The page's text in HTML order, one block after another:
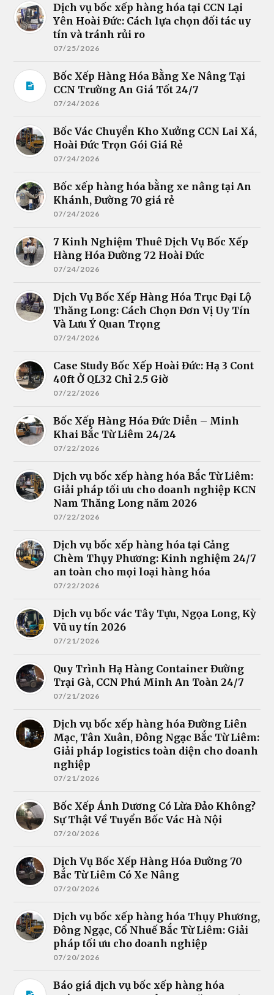
Dịch vụ bốc xếp hàng hóa tại CCN Lại
Yên Hoài Đức: Cách lựa chọn đối tác uy
tín và tránh rủi ro
07/25/2026
Bốc Xếp Hàng Hóa Bằng Xe Nâng Tại
CCN Trường An Giá Tốt 24/7
07/24/2026
Bốc Vác Chuyển Kho Xưởng CCN Lai Xá,
Hoài Đức Trọn Gói Giá Rẻ
07/24/2026
Bốc xếp hàng hóa bằng xe nâng tại An
Khánh, Đường 70 giá rẻ
07/24/2026
7 Kinh Nghiệm Thuê Dịch Vụ Bốc Xếp
Hàng Hóa Đường 72 Hoài Đức
07/24/2026
Dịch Vụ Bốc Xếp Hàng Hóa Trục Đại Lộ
Thăng Long: Cách Chọn Đơn Vị Uy Tín
Và Lưu Ý Quan Trọng
07/24/2026
Case Study Bốc Xếp Hoài Đức: Hạ 3 Cont
40ft Ở QL32 Chỉ 2.5 Giờ
07/22/2026
Bốc Xếp Hàng Hóa Đức Diễn – Minh
Khai Bắc Từ Liêm 24/24
07/22/2026
Dịch vụ bốc xếp hàng hóa Bắc Từ Liêm:
Giải pháp tối ưu cho doanh nghiệp KCN
Nam Thăng Long năm 2026
07/22/2026
Dịch vụ bốc xếp hàng hóa tại Cảng
Chèm Thụy Phương: Kinh nghiệm 24/7
an toàn cho mọi loại hàng hóa
07/22/2026
Dịch vụ bốc vác Tây Tựu, Ngọa Long, Kỳ
Vũ uy tín 2026
07/21/2026
Quy Trình Hạ Hàng Container Đường
Trại Gà, CCN Phú Minh An Toàn 24/7
07/21/2026
Dịch vụ bốc xếp hàng hóa Đường Liên
Mạc, Tân Xuân, Đông Ngạc Bắc Từ Liêm:
Giải pháp logistics toàn diện cho doanh
nghiệp
07/21/2026
Bốc Xếp Ánh Dương Có Lừa Đảo Không?
Sự Thật Về Tuyển Bốc Vác Hà Nội
07/20/2026
Dịch Vụ Bốc Xếp Hàng Hóa Đường 70
Bắc Từ Liêm Có Xe Nâng
07/20/2026
Dịch vụ bốc xếp hàng hóa Thụy Phương,
Đông Ngạc, Cổ Nhuế Bắc Từ Liêm: Giải
pháp tối ưu cho doanh nghiệp
07/20/2026
Báo giá dịch vụ bốc xếp hàng hóa